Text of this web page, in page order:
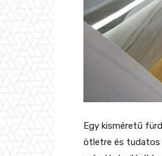
Egy kisméretű
ötletre és tudatos